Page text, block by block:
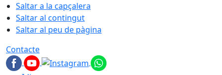
Saltar a la capçalera
Saltar al contingut
Saltar al peu de pàgina
Contacte